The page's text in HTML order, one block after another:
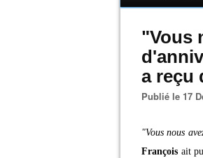
"Vous
a reçu
Publié le 17
"Vous nous
François ait